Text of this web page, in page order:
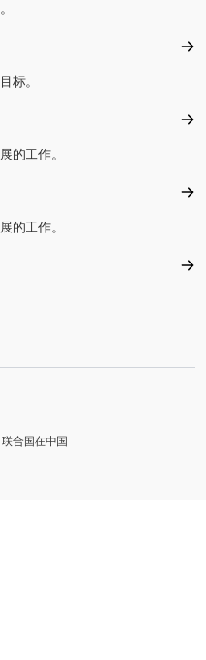
采
标。
报
的工作。
资
的工作。
求
合国在中国